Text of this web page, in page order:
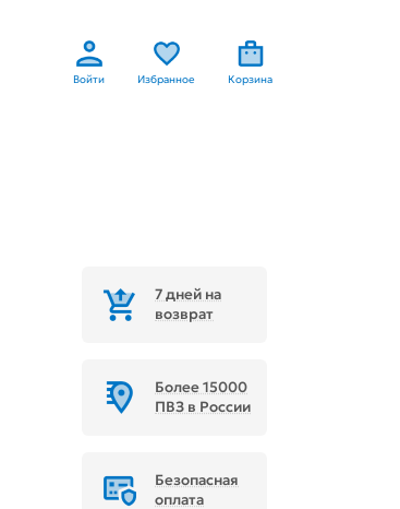
Войти Избранное Корзина
7 дней на
возврат
Более 15000
ПВЗ в России
Безопасная
оплата